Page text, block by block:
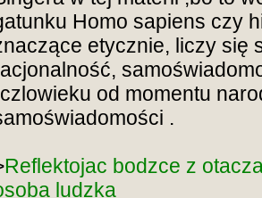
Homo sapiens czy
etycznie, liczy się
od momentu
.
Reflektojac bodzce z
ludzka